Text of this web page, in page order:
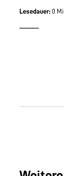
Lesedauer: 0